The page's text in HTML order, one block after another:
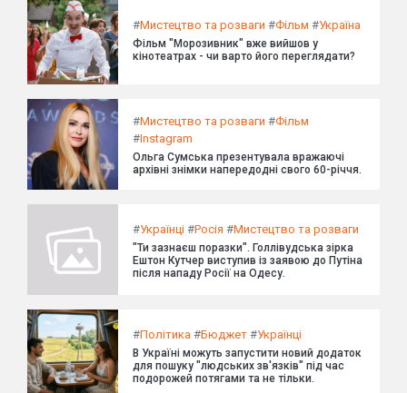
#Мистецтво та розваги #Фільм #Україна
Фільм "Морозивник" вже вийшов у
кінотеатрах - чи варто його переглядати?
#Мистецтво та розваги #Фільм
#Instagram
Ольга Сумська презентувала вражаючі
архівні знімки напередодні свого 60-річчя.
#Українці #Росія #Мистецтво та розваги
"Ти зазнаєш поразки". Голлівудська зірка
Ештон Кутчер виступив із заявою до Путіна
після нападу Росії на Одесу.
#Політика #Бюджет #Українці
В Україні можуть запустити новий додаток
для пошуку "людських зв'язків" під час
подорожей потягами та не тільки.